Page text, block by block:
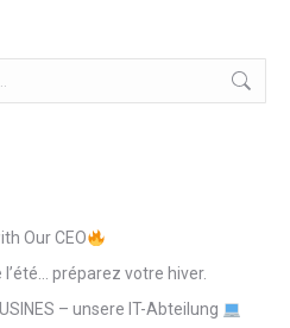
Our CEO
préparez votre hiver.
– unsere IT-Abteilung